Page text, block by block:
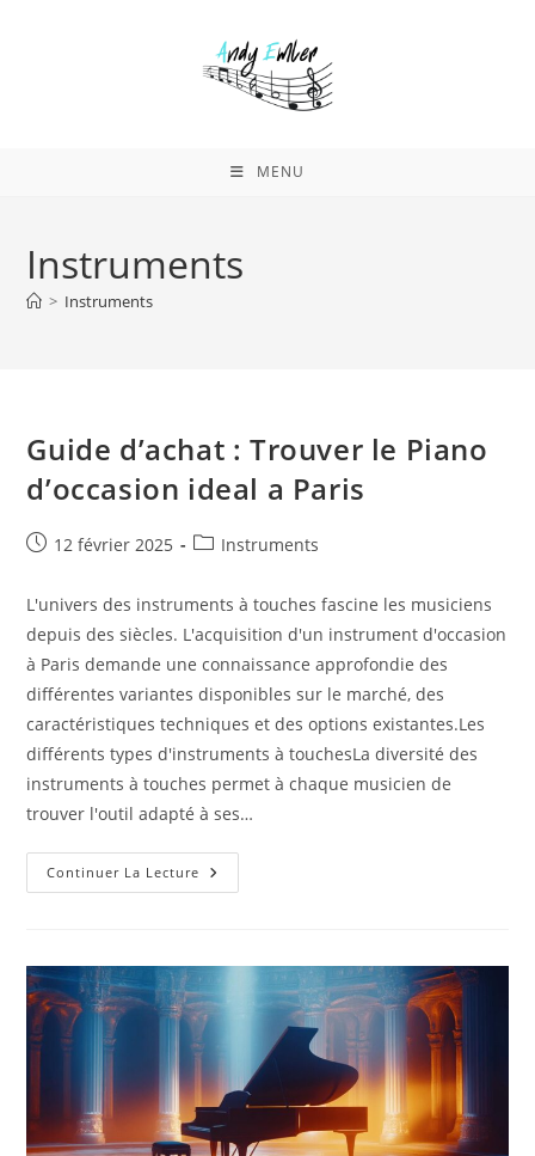
MENU
Instruments
> Instruments
Guide d’achat : Trouver le Piano
d’occasion ideal a Paris
Publication
12 février 2025
PostInstruments
L'univers des instruments à touches fascine les musiciens
depuis des siècles. L'acquisition d'un instrument d'occasion
à Paris demande une connaissance approfondie des
différentes variantes disponibles sur le marché, des
caractéristiques techniques et des options existantes.Les
différents types d'instruments à touchesLa diversité des
instruments à touches permet à chaque musicien de
trouver l'outil adapté à ses…
Continuer La Lecture Guide
D’achat
D’occasion
Ideal
A
Paris